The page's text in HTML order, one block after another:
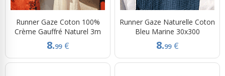
Runner Gaze Coton 100%
Crème Gauffré Naturel 3m
8.99 €
Runner Gaze Naturelle Coton
Bleu Marine 30x300
8.99 €